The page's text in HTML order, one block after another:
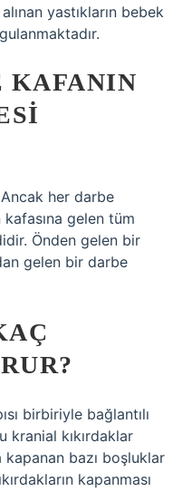
yastıkların bebek
KAFANIN
her darbe
kafasına gelen tüm
Önden gelen bir
gelen bir darbe
birbiriyle bağlantılı
kranial kıkırdaklar
kapanan bazı boşluklar
kapanması